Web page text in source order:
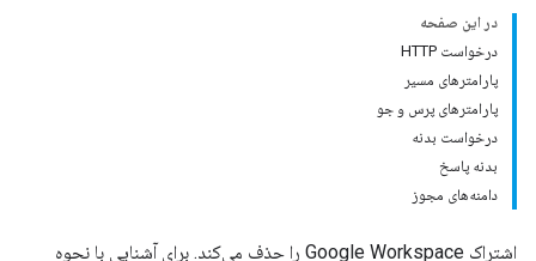
در این صفحه
درخواست HTTP
پارامترهای مسیر
پارامترهای پرس و جو
درخواست بدنه
بدنه پاسخ
دامنه‌های مجوز
اشتراک Google Workspace را حذف می‌کند. برای آشنایی با نحوه